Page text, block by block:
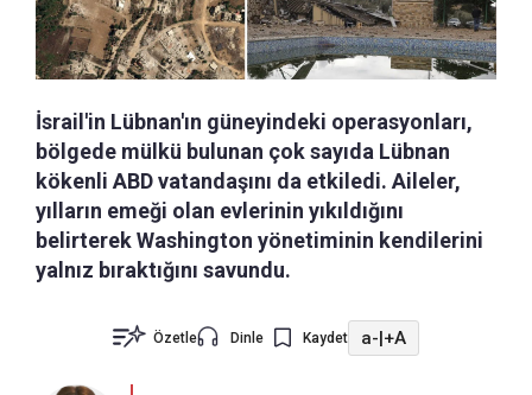
İsrail'in Lübnan'ın güneyindeki operasyonları,
bölgede mülkü bulunan çok sayıda Lübnan
kökenli ABD vatandaşını da etkiledi. Aileler,
yılların emeği olan evlerinin yıkıldığını
belirterek Washington yönetiminin kendilerini
yalnız bıraktığını savundu.
Özetle Dinle Kaydet a-|+A